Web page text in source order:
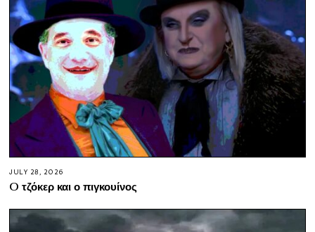
JULY 28, 2026
O τζόκερ και ο πιγκουίνος